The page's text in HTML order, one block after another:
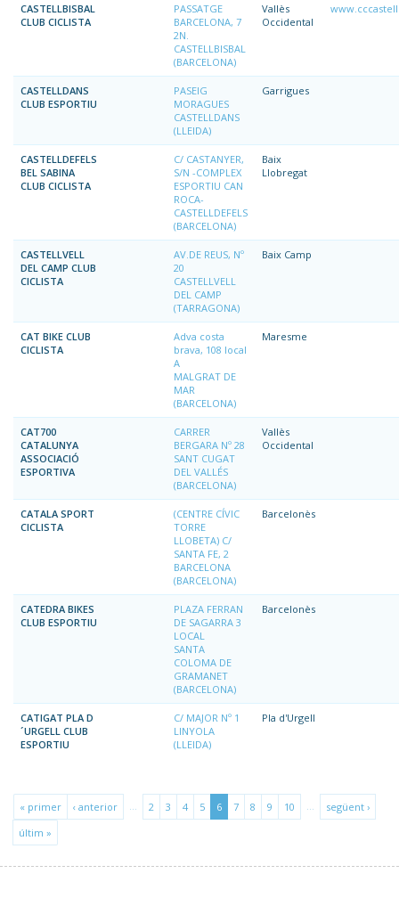
CASTELLBISBAL
CLUB CICLISTA
PASSATGE
BARCELONA, 7
2N.
CASTELLBISBAL
(BARCELONA)
Vallès
Occidental
CASTELLDANS
CLUB ESPORTIU
PASEIG
MORAGUES
CASTELLDANS
(LLEIDA)
Garrigues
CASTELLDEFELS
BEL SABINA
CLUB CICLISTA
C/ CASTANYER,
S/N -COMPLEX
ESPORTIU CAN
ROCA-
CASTELLDEFELS
(BARCELONA)
Baix
Llobregat
CASTELLVELL
DEL CAMP CLUB
CICLISTA
AV.DE REUS, Nº
20
CASTELLVELL
DEL CAMP
(TARRAGONA)
Baix Camp
CAT BIKE CLUB
CICLISTA
Adva costa
brava, 108 local
A
MALGRAT DE
MAR
(BARCELONA)
Maresme
CAT700
CATALUNYA
ASSOCIACIÓ
ESPORTIVA
CARRER
BERGARA Nº 28
SANT CUGAT
DEL VALLÉS
(BARCELONA)
Vallès
Occidental
CATALA SPORT
CICLISTA
(CENTRE CÍVIC
TORRE
LLOBETA) C/
SANTA FE, 2
BARCELONA
(BARCELONA)
Barcelonès
CATEDRA BIKES
CLUB ESPORTIU
PLAZA FERRAN
DE SAGARRA 3
LOCAL
SANTA
COLOMA DE
GRAMANET
(BARCELONA)
Barcelonès
CATIGAT PLA D
´URGELL CLUB
ESPORTIU
C/ MAJOR Nº 1
LINYOLA
(LLEIDA)
Pla d'Urgell
« primer ‹ anterior 2 3 4 5 6 7 8 9 10
següent ›
últim »